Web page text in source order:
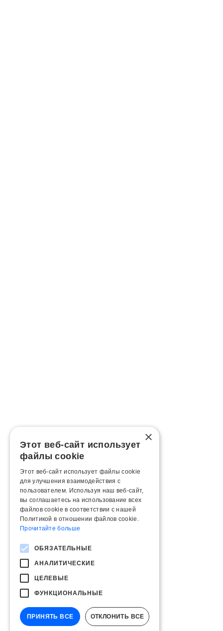
×
Этот веб-сайт использует
файлы cookie
Этот веб-сайт использует файлы cookie
для улучшения взаимодействия с
пользователем. Используя наш веб-сайт,
вы соглашаетесь на использование всех
файлов cookie в соответствии с нашей
Политикой в ​​отношении файлов cookie.
Прочитайте больше
ОБЯЗАТЕЛЬНЫЕ
АНАЛИТИЧЕСКИЕ
ЦЕЛЕВЫЕ
ФУНКЦИОНАЛЬНЫЕ
ПРИНЯТЬ ВСЕ ОТКЛОНИТЬ ВСЕ